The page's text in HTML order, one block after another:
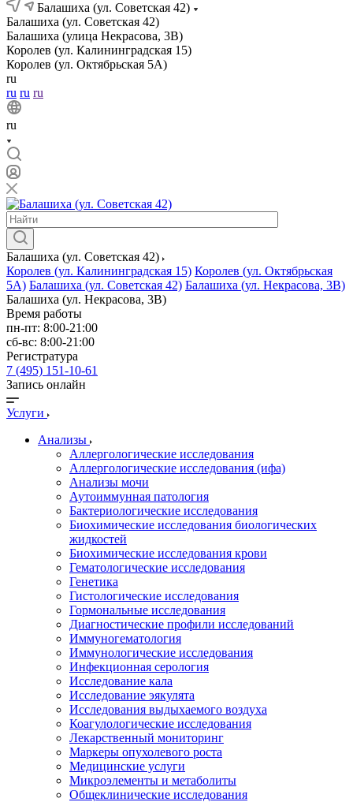
Балашиха (ул. Советская 42)
Балашиха (ул. Советская 42)
Балашиха (улица Некрасова, 3В)
Королев (ул. Калининградская 15)
Королев (ул. Октябрьская 5А)
ru
ru ru ru
ru
Балашиха (ул. Советская 42)
Королев (ул. Калининградская 15) Королев (ул. Октябрьская
5А) Балашиха (ул. Советская 42) Балашиха (ул. Некрасова, 3В)
Балашиха (ул. Некрасова, 3В)
Время работы
пн-пт: 8:00-21:00
сб-вс: 8:00-21:00
Регистратура
7 (495) 151-10-61
Запись онлайн
Услуги
Анализы
Аллергологические исследования
Аллергологические исследования (ифа)
Анализы мочи
Аутоиммунная патология
Бактериологические исследования
Биохимические исследования биологических
жидкостей
Биохимические исследования крови
Гематологические исследования
Генетика
Гистологические исследования
Гормональные исследования
Диагностические профили исследований
Иммуногематология
Иммунологические исследования
Инфекционная серология
Исследование кала
Исследование эякулята
Исследования выдыхаемого воздуха
Коагулологические исследования
Лекарственный мониторинг
Маркеры опухолевого роста
Медицинские услуги
Микроэлементы и метаболиты
Общеклинические исследования